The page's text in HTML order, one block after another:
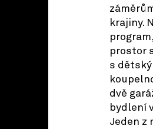
krajiny.
prostor
s
dvě
bydlení
Jeden z